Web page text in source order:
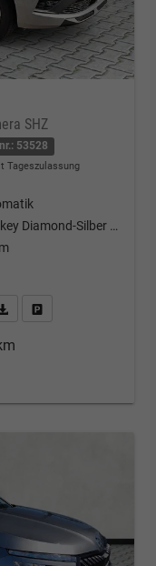
SHZ
53528
Tageszulassung
Smokey Diamond-Silber Metallic
& Angebot anfordern
PDF-Datei, Fahrzeugexposé